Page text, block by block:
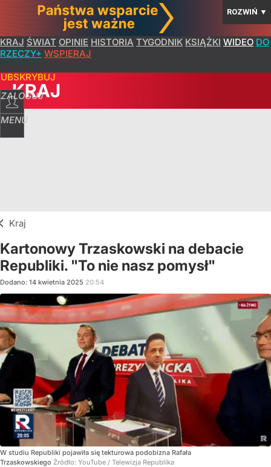
ROZWIŃ ▼
KRAJ ŚWIAT OPINIE HISTORIA TYGODNIK KSIĄŻKI WIDEO DO
RZECZY+ WSPIERAJ
ZALOGUJ
MENU
KRAJ
Kraj
Kartonowy Trzaskowski na debacie
Republiki. "To nie nasz pomysł"
Dodano: 14 kwietnia 2025 20:54
W studiu Republiki pojawiła się tekturowa podobizna Rafała
Trzaskowskiego Źródło: YouTube / Telewizja Republika